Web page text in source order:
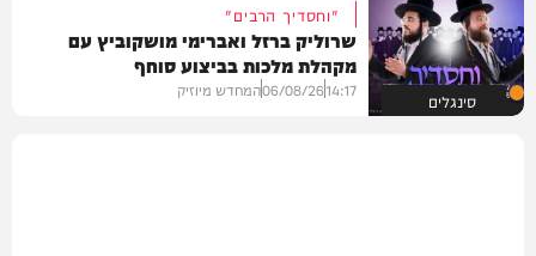
סינגלים
"וחסדיך הרבים"
שרוליק ברזל ואברימי מושקוביץ עם
מקהלת מלכות בביצוע סוחף
14:17
06/08/26המחדש מיוזיק